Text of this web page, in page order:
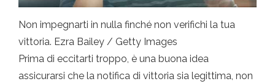
Non impegnarti in nulla finché non verifichi la tua
vittoria. Ezra Bailey / Getty Images
Prima di eccitarti troppo, è una buona idea
assicurarsi che la notifica di vittoria sia legittima, non